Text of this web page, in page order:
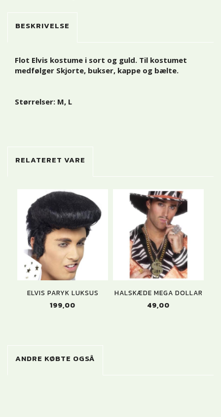
BESKRIVELSE
Flot Elvis kostume i sort og guld. Til kostumet
medfølger Skjorte, bukser, kappe og bælte.
Størrelser: M, L
RELATERET VARE
ELVIS PARYK LUKSUS
199,00
HALSKÆDE MEGA DOLLAR
49,00
ANDRE KØBTE OGSÅ